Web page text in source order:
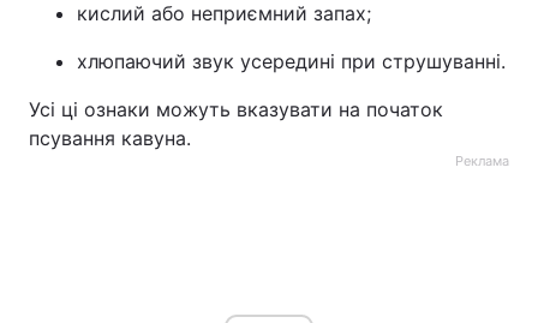
кислий або неприємний запах;
хлюпаючий звук усередині при струшуванні.
Усі ці ознаки можуть вказувати на початок
псування кавуна.
Реклама